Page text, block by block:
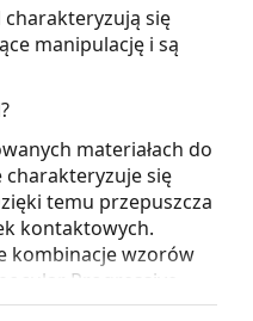
się
manipulację i są
materiałach do
charakteryzuje się
temu przepuszcza
kontaktowych.
kombinacje wzorów
Progressive
widzenie na